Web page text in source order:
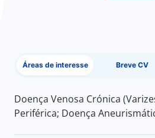
Áreas de interesse Breve CV
Doença Venosa Crónica
Periférica; Doença